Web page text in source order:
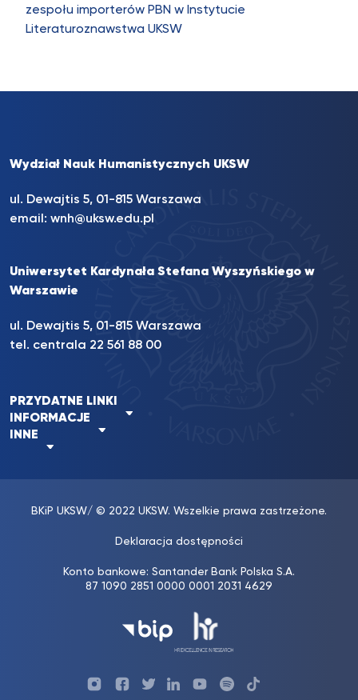
zespołu importerów PBN w Instytucie
Literaturoznawstwa UKSW
Wydział Nauk Humanistycznych UKSW
ul. Dewajtis 5, 01-815 Warszawa
email: wnh@uksw.edu.pl
Uniwersytet Kardynała Stefana Wyszyńskiego w
Warszawie
ul. Dewajtis 5, 01-815 Warszawa
tel. centrala 22 561 88 00
PRZYDATNE LINKI
INFORMACJE
INNE
BKiP UKSW/ © 2022 UKSW. Wszelkie prawa zastrzeżone.
Deklaracja dostępności
Konto bankowe: Santander Bank Polska S.A.
87 1090 2851 0000 0001 2031 4629
Profil ProfilProfilProfil UKSWProfilUKSW